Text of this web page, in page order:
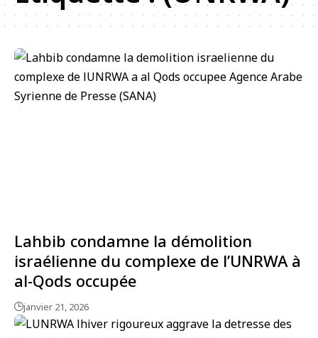
Lahbib condamne la démolition
israélienne du complexe de l’UNRWA à
al-Qods occupée
janvier 21, 2026